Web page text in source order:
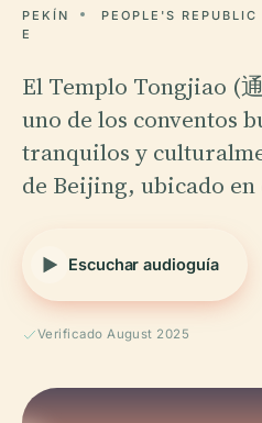
PEKÍN PEOPLE'S REPUBLIC
E
El Templo Tongjiao (
uno de los conventos
tranquilos y
de Beijing, ubicado
Escuchar audioguía
Verificado August 2025